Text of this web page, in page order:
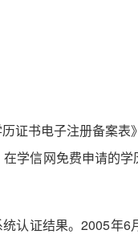
书电子注册备案表
学信网免费申请的
认证结果。2005年